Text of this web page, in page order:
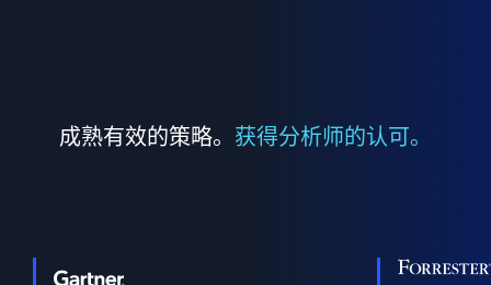
成熟有效的策略。 获得分析师的认可。